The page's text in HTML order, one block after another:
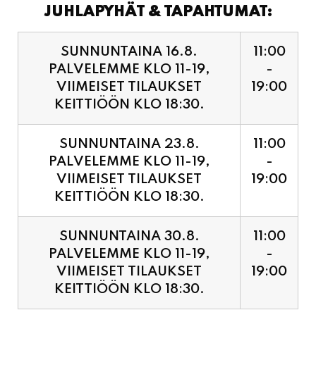
PALVELEMME KLO 11-19,
VIIMEISET TILAUKSET
KEITTIÖÖN KLO 18:30.
-
19:00
SUNNUNTAINA 23.8.
PALVELEMME KLO 11-19,
VIIMEISET TILAUKSET
KEITTIÖÖN KLO 18:30.
11:00
19:00
SUNNUNTAINA 30.8.
PALVELEMME KLO 11-19,
VIIMEISET TILAUKSET
KEITTIÖÖN KLO 18:30.
11:00
19:00